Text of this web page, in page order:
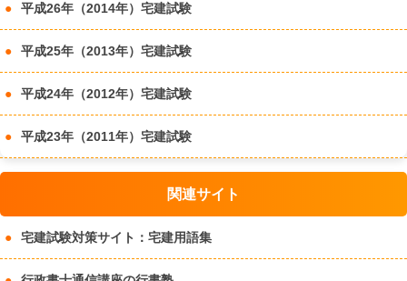
平成26年（2014年）宅建試験
平成25年（2013年）宅建試験
平成24年（2012年）宅建試験
平成23年（2011年）宅建試験
関連サイト
宅建試験対策サイト：宅建用語集